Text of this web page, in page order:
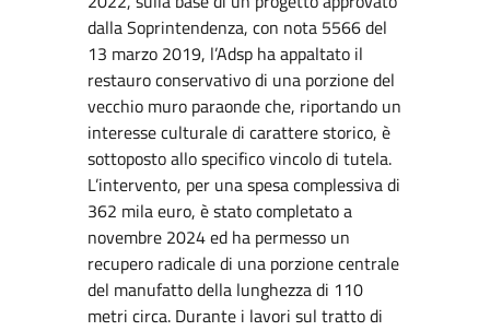
dalla Soprintendenza, con nota 5566 del
13 marzo 2019, l’Adsp ha appaltato il
restauro conservativo di una porzione del
vecchio muro paraonde che, riportando un
interesse culturale di carattere storico, è
sottoposto allo specifico vincolo di tutela.
L’intervento, per una spesa complessiva di
362 mila euro, è stato completato a
novembre 2024 ed ha permesso un
recupero radicale di una porzione centrale
del manufatto della lunghezza di 110
metri circa. Durante i lavori sul tratto di